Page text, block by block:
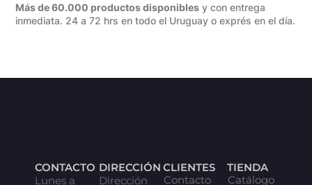
Más de 60.000 productos disponibles y con entrega
inmediata. 24 a 72 hrs en todo el Uruguay o exprés en el día.
CONTACTO
Lunes a
DIRECCIÓN
Dirección
CLIENTES
Contacto
TIENDA
Catálogo